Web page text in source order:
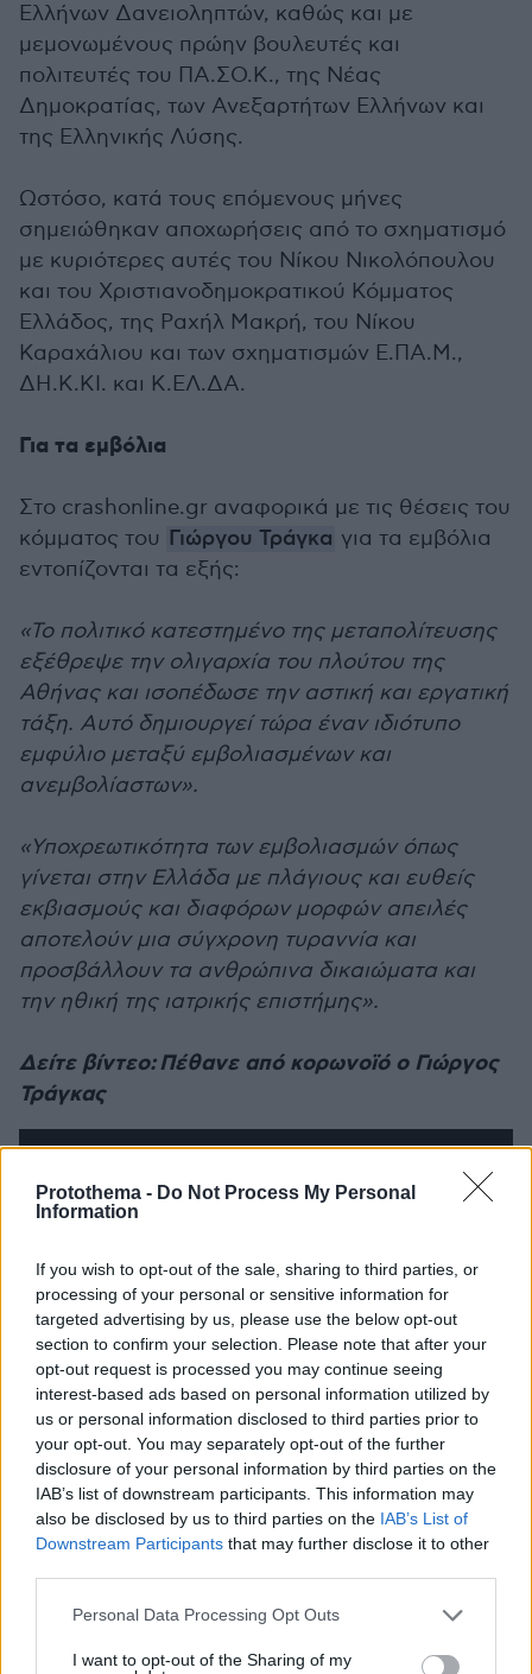
Protothema - Do Not Process My Personal
Information
If you wish to opt-out of the sale, sharing to third parties, or
processing of your personal or sensitive information for
targeted advertising by us, please use the below opt-out
section to confirm your selection. Please note that after your
opt-out request is processed you may continue seeing
interest-based ads based on personal information utilized by
us or personal information disclosed to third parties prior to
your opt-out. You may separately opt-out of the further
disclosure of your personal information by third parties on the
IAB’s list of downstream participants. This information may
also be disclosed by us to third parties on the IAB’s List of
Downstream Participants that may further disclose it to other
Please note that this website/app uses one or more Google
not limited to your visit or usage behaviour. You may click to
Personal Data Processing Opt Outs
I want to opt-out of the Sharing of my
Ελλήνων Δανειοληπτών, καθώς και με
μεμονωμένους πρώην βουλευτές και
πολιτευτές του ΠΑ.ΣΟ.Κ., της Νέας
Δημοκρατίας, των Ανεξαρτήτων Ελλήνων και
της Ελληνικής Λύσης.
Ωστόσο, κατά τους επόμενους μήνες
σημειώθηκαν αποχωρήσεις από το σχηματισμό
με κυριότερες αυτές του Νίκου Νικολόπουλου
και του Χριστιανοδημοκρατικού Κόμματος
Ελλάδος, της Ραχήλ Μακρή, του Νίκου
Καραχάλιου και των σχηματισμών Ε.ΠΑ.Μ.,
ΔΗ.Κ.ΚΙ. και Κ.ΕΛ.ΔΑ.
Για τα εμβόλια
Στο crashonline.gr αναφορικά με τις θέσεις του
κόμματος του Γιώργου Τράγκα για τα εμβόλια
εντοπίζονται τα εξής:
«Το πολιτικό κατεστημένο της μεταπολίτευσης
εξέθρεψε την ολιγαρχία του πλούτου της
Αθήνας και ισοπέδωσε την αστική και εργατική
τάξη. Αυτό δημιουργεί τώρα έναν ιδιότυπο
εμφύλιο μεταξύ εμβολιασμένων και
ανεμβολίαστων».
«Υποχρεωτικότητα των εμβολιασμών όπως
γίνεται στην Ελλάδα με πλάγιους και ευθείς
εκβιασμούς και διαφόρων μορφών απειλές
αποτελούν μια σύγχρονη τυραννία και
προσβάλλουν τα ανθρώπινα δικαιώματα και
την ηθική της ιατρικής επιστήμης».
Δείτε βίντεο: Πέθανε από κορωνοϊό ο Γιώργος
Τράγκας